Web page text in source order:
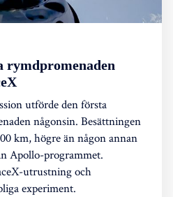
rymdpromenaden
utförde den första
någonsin. Besättningen
km, högre än någon annan
Apollo-programmet.
utrustning och
experiment.